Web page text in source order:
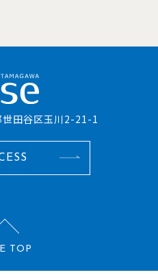
田谷区玉川2-21-1
TOP